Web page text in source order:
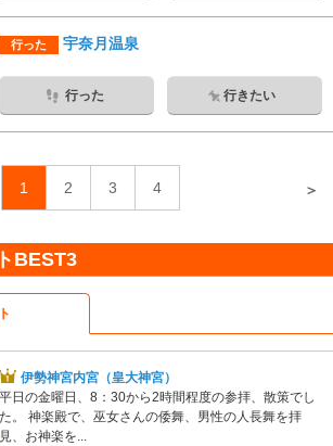
行った 宇奈月温泉
行った 行きたい
1 2 3 4 ＞
BEST3
伊勢神宮内宮（皇大神宮）
平日の金曜日、8：30から2時間程度の参拝、散策でし
た。 神楽殿で、巫女さんの倭舞、男性の人長舞を拝
見、お神楽を...